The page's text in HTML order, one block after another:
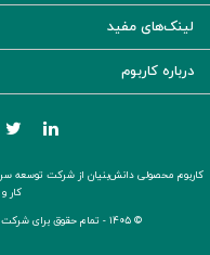
لینک‌های مفید
درباره کاربوم
کاربوم محصولی دانش‌بنیان از شرکت توسعه
کار
© ۱۴۰۵ -
تمام حقوق برای